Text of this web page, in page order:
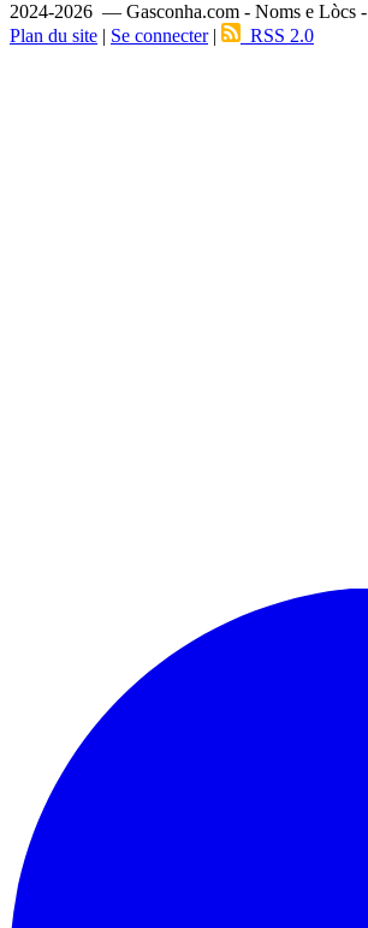
2024-2026 — Gasconha.com - Noms e Lòcs -
Plan du site | Se connecter| RSS 2.0